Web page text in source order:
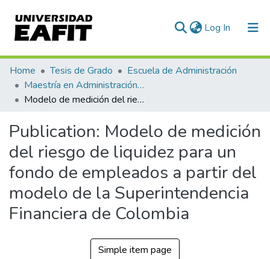
Log In (current)
Communities & Collections
All of DSpace
Home Tesis de Grado
Escuela de Administración
Maestría en Administración de Riesgos (tesis)
Modelo de medición del riesgo de liquidez para un fondo de empleados a partir del modelo de la Superintendencia Financiera de Colombia
Publication: Modelo de medición
del riesgo de liquidez para un
fondo de empleados a partir del
modelo de la Superintendencia
Financiera de Colombia
Simple item page